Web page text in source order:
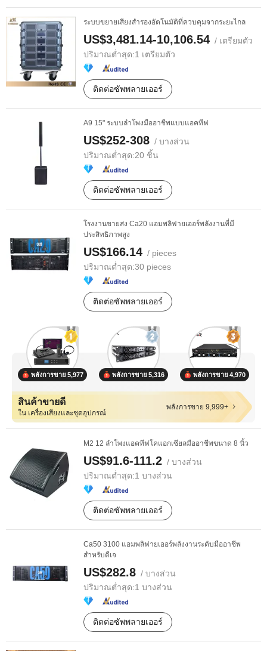
ระบบขยายเสียงสำรองอัตโนมัติที่ควบคุมจากระยะไกล
US$3,481.14-10,106.54 / เตรียมตัว
ปริมาณต่ำสุด:1 เตรียมตัว
ติดต่อซัพพลายเออร์
A9 15" ระบบลำโพงมืออาชีพแบบแอคทีฟ
US$252-308 / บางส่วน
ปริมาณต่ำสุด:20 ชิ้น
ติดต่อซัพพลายเออร์
โรงงานขายส่ง Ca20 แอมพลิฟายเออร์พลังงานที่มี
ประสิทธิภาพสูง
US$166.14 / pieces
ปริมาณต่ำสุด:30 pieces
ติดต่อซัพพลายเออร์
พลังการขาย 5,977 พลังการขาย 5,316 พลังการขาย 4,970
สินค้าขายดี
ใน เครื่องเสียงและชุดอุปกรณ์
พลังการขาย 9,999+
M2 12 ลำโพงแอคทีฟโคแอกเซียลมืออาชีพขนาด 8 นิ้ว
US$91.6-111.2 / บางส่วน
ปริมาณต่ำสุด:1 บางส่วน
ติดต่อซัพพลายเออร์
Ca50 3100 แอมพลิฟายเออร์พลังงานระดับมืออาชีพ
สำหรับดีเจ
US$282.8 / บางส่วน
ปริมาณต่ำสุด:1 บางส่วน
ติดต่อซัพพลายเออร์